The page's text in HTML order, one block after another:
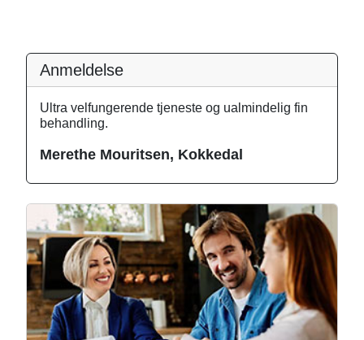
Anmeldelse
Ultra velfungerende tjeneste og ualmindelig fin
behandling.
Merethe Mouritsen, Kokkedal